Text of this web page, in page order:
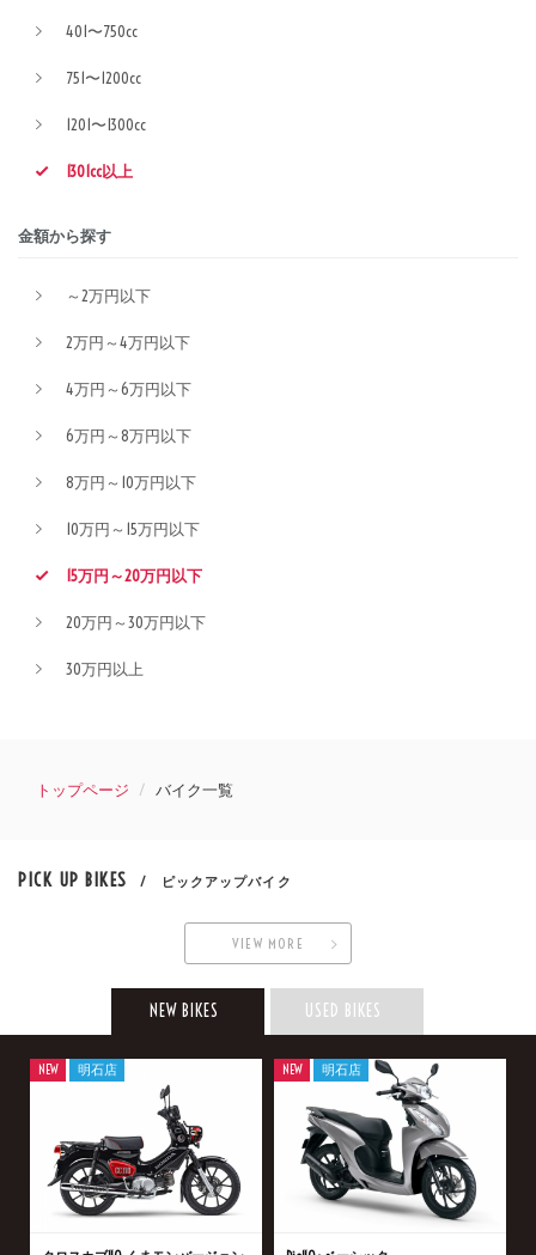
401〜750cc
751〜1200cc
1201〜1300cc
1301cc以上
金額から探す
～2万円以下
2万円～4万円以下
4万円～6万円以下
6万円～8万円以下
8万円～10万円以下
10万円～15万円以下
15万円～20万円以下
20万円～30万円以下
30万円以上
トップページ バイク一覧
PICK UP BIKES / ピックアップバイク
VIEW MORE
NEW BIKES USED BIKES
NEW 明石店 NEW 明石店